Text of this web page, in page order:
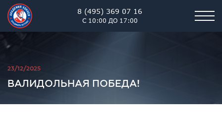
8 (495) 369 07 16
С 10:00 ДО 17:00
Академия хоккея им. В.В.
23/12/2025
ВАЛИДОЛЬНАЯ ПОБЕДА!